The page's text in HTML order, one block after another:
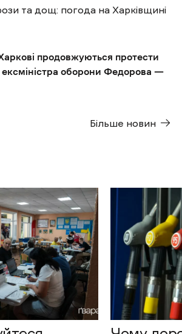
та дощ: погода на Харківщині
продовжуються протести
ексміністра оборони Федорова —
Більше новин